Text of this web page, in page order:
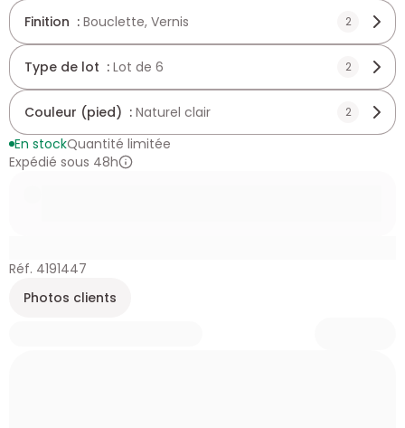
Finition : Bouclette, Vernis 2
Type de lot : Lot de 6 2
Couleur (pied) : Naturel clair 2
En stockQuantité limitée
Expédié sous 48h
Réf. 4191447
Photos clients